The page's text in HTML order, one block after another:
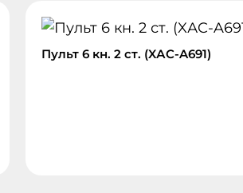
Пульт 6 кн. 2 ст. (XАC-A691)